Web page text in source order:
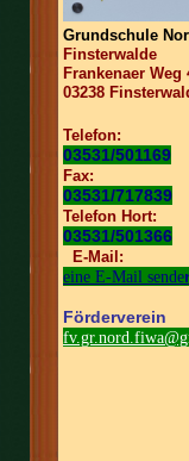
Grundschule
Finsterwalde
Frankenaer Weg
03238 Finster
Telefon:
03531/501169
Fax:
03531/717839
Telefon Hort:
03531/501366
E-Mail:
eine E-Mail sende
Förderverein